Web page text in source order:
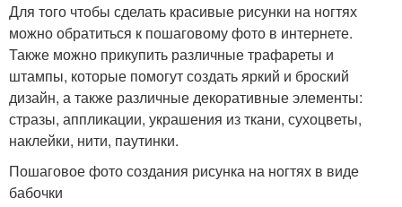
Для того чтобы сделать красивые рисунки на ногтях
можно обратиться к пошаговому фото в интернете.
Также можно прикупить различные трафареты и
штампы, которые помогут создать яркий и броский
дизайн, а также различные декоративные элементы:
стразы, аппликации, украшения из ткани, сухоцветы,
наклейки, нити, паутинки.
Пошаговое фото создания рисунка на ногтях в виде
бабочки